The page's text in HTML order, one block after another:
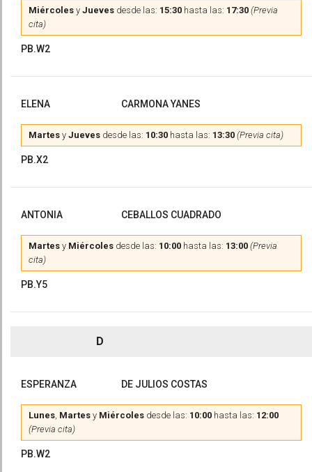
Miércoles y Jueves desde las: 15:30 hasta las: 17:30 (Previa
cita)
PB.W2
ELENA CARMONA YANES
Martes y Jueves desde las: 10:30 hasta las: 13:30 (Previa cita)
PB.X2
ANTONIA CEBALLOS CUADRADO
Martes y Miércoles desde las: 10:00 hasta las: 13:00 (Previa
cita)
PB.Y5
D
ESPERANZA DE JULIOS COSTAS
Lunes, Martes y Miércoles desde las: 10:00 hasta las: 12:00
(Previa cita)
PB.W2